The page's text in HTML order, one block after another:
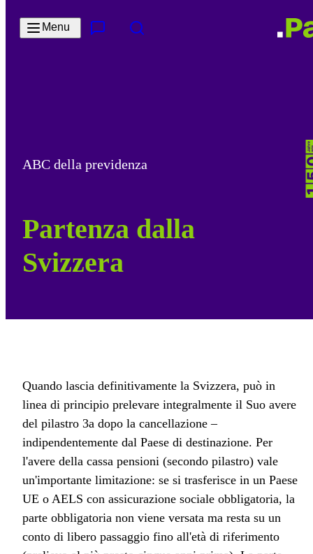
Menu
ABC della previdenza
Partenza dalla
Svizzera
Quando lascia definitivamente la Svizzera, può in
linea di principio prelevare integralmente il Suo avere
del pilastro 3a dopo la cancellazione –
indipendentemente dal Paese di destinazione. Per
l'avere della cassa pensioni (secondo pilastro) vale
un'importante limitazione: se si trasferisce in un Paese
UE o AELS con assicurazione sociale obbligatoria, la
parte obbligatoria non viene versata ma resta su un
conto di libero passaggio fino all'età di riferimento